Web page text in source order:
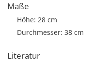
Maße
Höhe: 28 cm
Durchmesser: 38 cm
Literatur